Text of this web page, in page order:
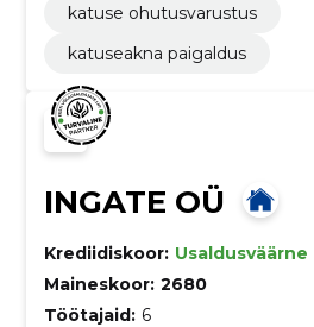
katuse ohutusvarustus
katuseakna paigaldus
INGATE OÜ
Krediidiskoor: Usaldusväärne
Maineskoor: 2680
Töötajaid: 6